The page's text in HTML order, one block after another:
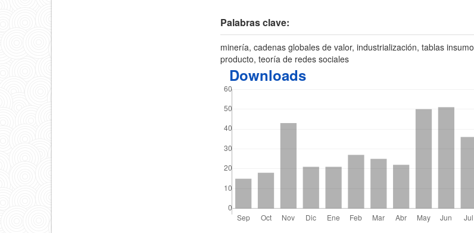
Palabras clave:
minería, cadenas globales de valor, industrialización, tablas insumo
producto, teoría de redes sociales
Downloads